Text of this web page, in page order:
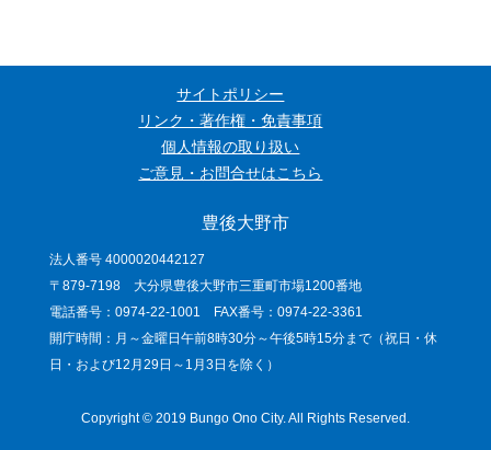
サイトポリシー
リンク・著作権・免責事項
個人情報の取り扱い
ご意見・お問合せはこちら
豊後大野市
法人番号 4000020442127
〒879-7198 大分県豊後大野市三重町市場1200番地
電話番号：0974-22-1001 FAX番号：0974-22-3361
開庁時間：月～金曜日午前8時30分～午後5時15分まで（祝日・休
日・および12月29日～1月3日を除く）
Copyright © 2019 Bungo Ono City. All Rights Reserved.